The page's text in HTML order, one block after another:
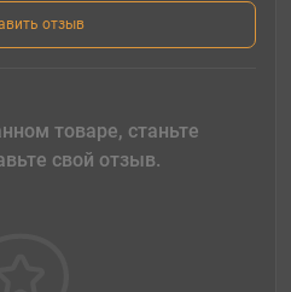
отзыв
товаре, станьте
свой отзыв.